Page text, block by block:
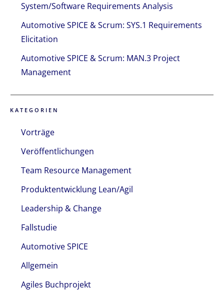
System/Software Requirements Analysis
Automotive SPICE & Scrum: SYS.1 Requirements
Elicitation
Automotive SPICE & Scrum: MAN.3 Project
Management
KATEGORIEN
Vorträge
Veröffentlichungen
Team Resource Management
Produktentwicklung Lean/Agil
Leadership & Change
Fallstudie
Automotive SPICE
Allgemein
Agiles Buchprojekt